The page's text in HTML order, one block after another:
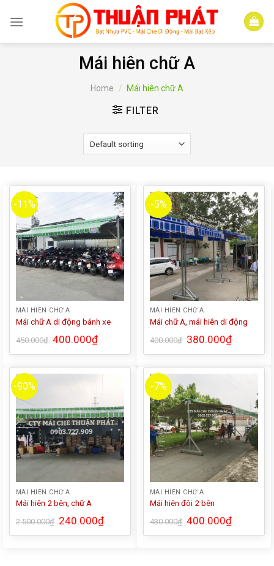
Mái hiên chữ A
Home / Mái hiên chữ A
FILTER
-11%
MÁI HIÊN CHỮ A
Mái chữ A di động bánh xe
450.000₫ 400.000₫
-5%
MÁI HIÊN CHỮ A
Mái chữ A, mái hiên di động
400.000₫ 380.000₫
-90%
MÁI HIÊN CHỮ A
Mái hiên 2 bên, chữ A
2.500.000₫ 240.000₫
-7%
MÁI HIÊN CHỮ A
Mái hiên đôi 2 bên
430.000₫ 400.000₫